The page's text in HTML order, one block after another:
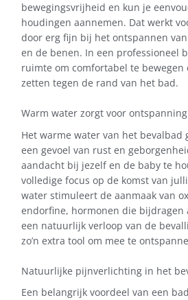
bewegingsvrijheid en kun je
houdingen aannemen. Dat werkt
door erg fijn bij het ontspannen
en de benen. In een professioneel
ruimte om comfortabel te bewegen
zetten tegen de rand van het bad.
Warm water zorgt voor
Het warme water van het bevalbad
een gevoel van rust en
aandacht bij jezelf en de baby te
volledige focus op de komst van
water stimuleert de aanmaak van
endorfine, hormonen die bijdragen
een natuurlijk verloop van de
zo’n extra tool om mee te
Natuurlijke pijnverlichting in het
Een belangrijk voordeel van een